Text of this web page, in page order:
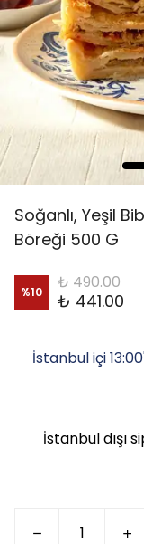
Soğanlı, Yeşil
Böreği 500 G
%10 ₺ 490.00
₺ 441.00
İstanbul içi
İstanbul dışı